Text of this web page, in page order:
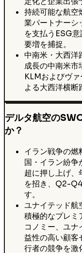
持続可能な航空
業パートナーシ
を支払うESG
要増を捕捉。
中南米・大西
成長の中南米
KLMおよびヴ
よる大西洋横断
デルタ航空の
か？
イラン戦争の
国・イラン紛争
超に押し上げ
を招き、Q2-
す。
ユナイテッド航
積極的なプレ
コノミー、ユ
益性の高い顧客
行者の競争を激